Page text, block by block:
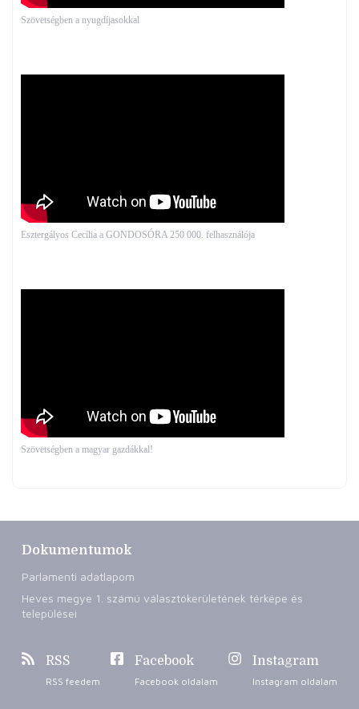
Szövetségben a nyugdíjasokkal
Esztergályos Cecília a GONDOSÓRA 250 000. felhasználója
Szövetségben a magyar gazdákkal!
Dokumentumok
Parlamenti adatlapom
Heves megye 1. számú választókerületének térképe és
települései
RSS
RSS feedem
Facebook
Facebook oldalam
Instagram
Instagram oldalam